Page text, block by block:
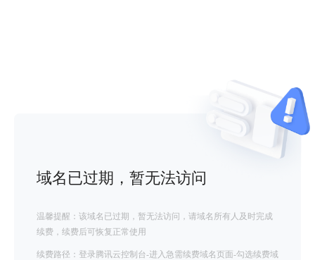
域名已过期，暂无法访问
温馨提醒：该域名已过期，暂无法访问，请域名所有人及时完成
续费，续费后可恢复正常使用
续费路径：登录腾讯云控制台-进入急需续费域名页面-勾选续费域